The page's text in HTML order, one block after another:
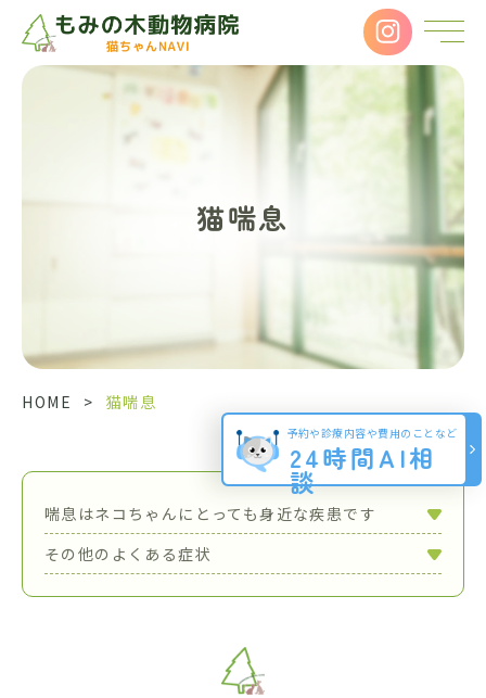
猫喘息
HOME > 猫喘息
喘息はネコちゃんにとっても身近な疾患です
その他のよくある症状
予約や診療内容や費用のことなど
24時間AI相
談